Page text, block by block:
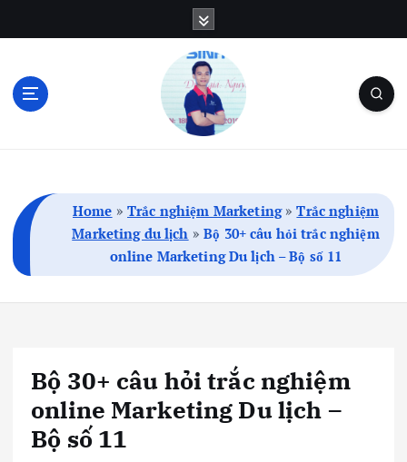
Home »Trắc nghiệm Marketing»Trắc nghiệm
Marketing du lịch »Bộ 30+ câu hỏi trắc nghiệm
online Marketing Du lịch – Bộ số 11
Bộ 30+ câu hỏi trắc nghiệm
online Marketing Du lịch –
Bộ số 11